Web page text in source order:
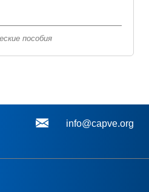
пособия
info@capve.org